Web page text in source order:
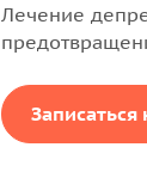
Лечение